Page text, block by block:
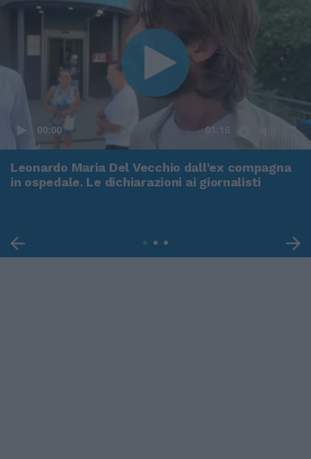
00:00 01:16
Leonardo Maria Del Vecchio dall'ex compagna
in ospedale. Le dichiarazioni ai giornalisti